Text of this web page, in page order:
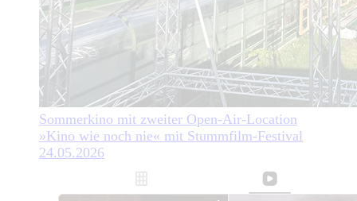
Sommerkino mit zweiter Open-Air-Location
»Kino wie noch nie« mit Stummfilm-Festival
24.05.2026